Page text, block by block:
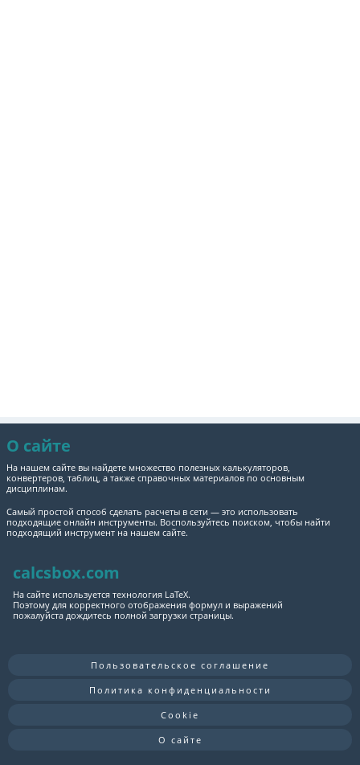
О сайте
На нашем сайте вы найдете множество полезных калькуляторов,
конвертеров, таблиц, а также справочных материалов по основным
дисциплинам.
Самый простой способ сделать расчеты в сети — это использовать
подходящие онлайн инструменты. Воспользуйтесь поиском, чтобы найти
подходящий инструмент на нашем сайте.
calcsbox.com
На сайте используется технология LaTeX.
Поэтому для корректного отображения формул и выражений
пожалуйста дождитесь полной загрузки страницы.
Пользовательское соглашение
Политика конфиденциальности
Cookie
О сайте